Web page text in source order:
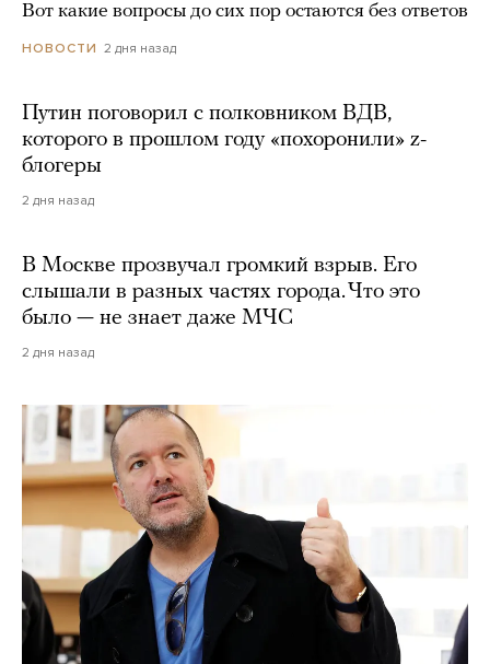
Вот какие вопросы до сих пор остаются без ответов
НОВОСТИ 2 дня назад
Путин поговорил с полковником ВДВ,
которого в прошлом году «похоронили» z-
блогеры
2 дня назад
В Москве прозвучал громкий взрыв. Его
слышали в разных частях города. Что это
было — не знает даже МЧС
2 дня назад